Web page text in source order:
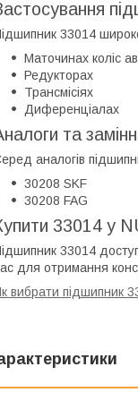
33014
Маточинах коліс
Редукторах
Трансмісіях
Диференціалах
та
аналогів
30208 SKF
30208 FAG
33014 у
33014
для отримання
вибрати підшипник